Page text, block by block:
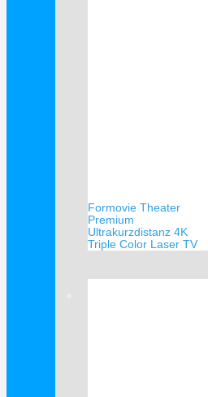
Formovie Theater
Premium
Ultrakurzdistanz 4K
Triple Color Laser TV